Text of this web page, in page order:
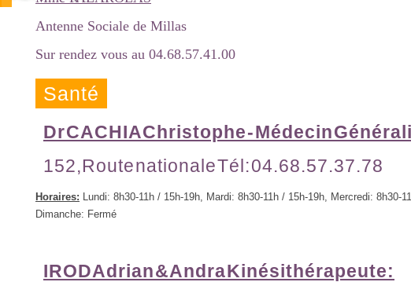
Antenne Sociale de Millas
Sur rendez vous au 04.68.57.41.00
Santé
Dr CACHIA Christophe - Médecin
152,Route nationale Tél: 04.68.57.37.78
Horaires: Lundi: 8h30-11h / 15h-19h, Mardi: 8h30-11h / 15h-19h, Mercredi:
Dimanche: Fermé
IROD Adrian & Andra Kinésithérapeute: